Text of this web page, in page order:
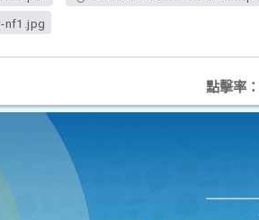
nf1.jpg
點擊率：